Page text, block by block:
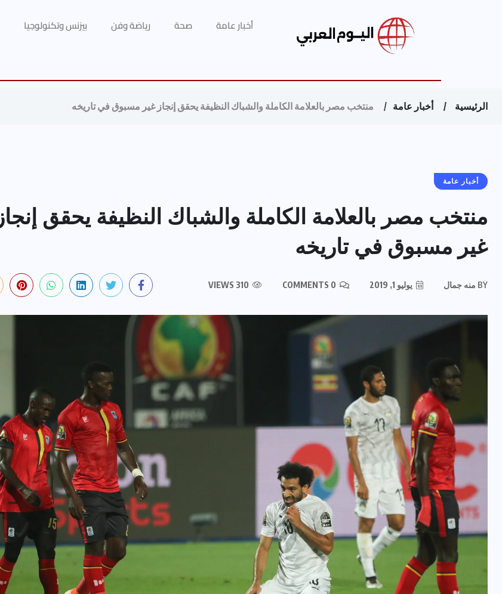
أخبار عامة صحة رياضة وفن بيزنس وتكنولوجيا
الرئيسية أخبار عامة منتخب مصر بالعلامة الكاملة والشباك النظيفة يحقق إنجاز غير مسبوق في تاريخه
أخبار عامة
منتخب مصر بالعلامة الكاملة والشباك النظيفة يحقق إنجاز
غير مسبوق في تاريخه
BY منه جمال يوليو 1, 2019